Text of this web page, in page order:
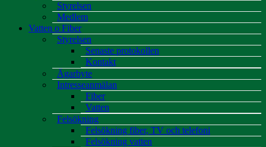
Styrelsen
Medlem
Vatten o Fiber
Styrelsen
Senaste protokollen
Kontakt
Ägarbyte
Intresseanmälan
Fiber
Vatten
Felsökning
Felsökning fiber, TV och telefoni
Felsökning vatten